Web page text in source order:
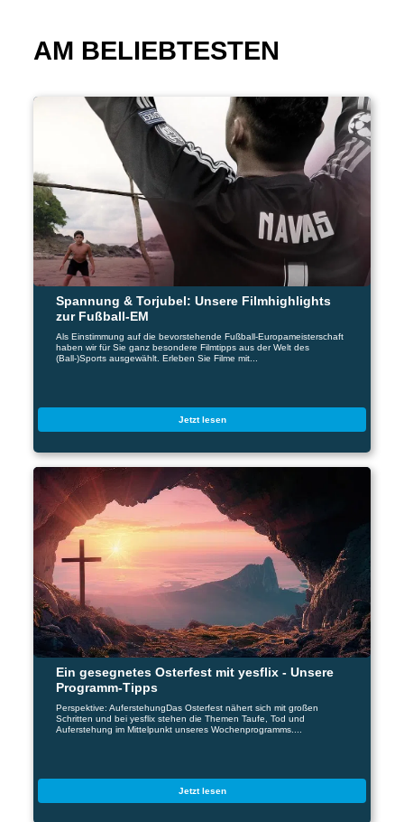
AM BELIEBTESTEN
Spannung & Torjubel: Unsere Filmhighlights
zur Fußball-EM
Als Einstimmung auf die bevorstehende Fußball-Europameisterschaft
haben wir für Sie ganz besondere Filmtipps aus der Welt des
(Ball-)Sports ausgewählt. Erleben Sie Filme mit...
Jetzt lesen
Ein gesegnetes Osterfest mit yesflix - Unsere
Programm-Tipps
Perspektive: AuferstehungDas Osterfest nähert sich mit großen
Schritten und bei yesflix stehen die Themen Taufe, Tod und
Auferstehung im Mittelpunkt unseres Wochenprogramms....
Jetzt lesen